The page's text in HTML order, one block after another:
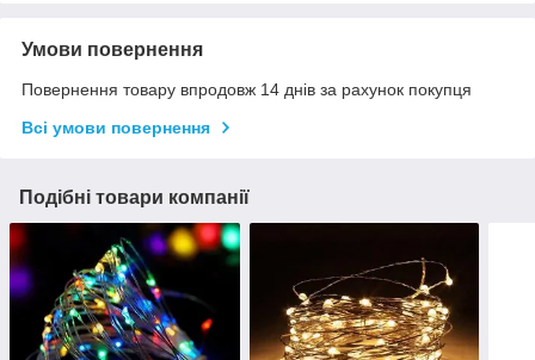
Умови повернення
Повернення товару впродовж 14 днів за рахунок покупця
Всі умови повернення
Подібні товари компанії